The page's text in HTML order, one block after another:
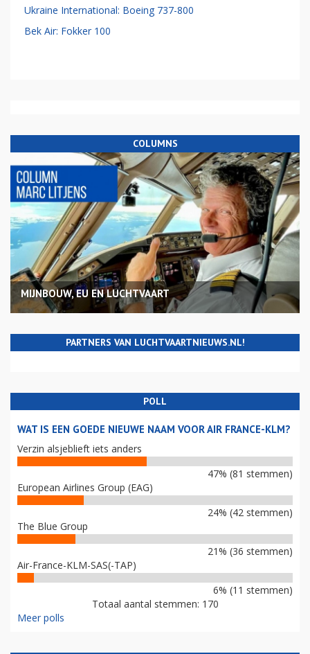
Ukraine International: Boeing 737-800
Bek Air: Fokker 100
COLUMNS
MIJNBOUW, EU EN LUCHTVAART
PARTNERS VAN LUCHTVAARTNIEUWS.NL!
POLL
WAT IS EEN GOEDE NIEUWE NAAM VOOR AIR FRANCE-KLM?
Verzin alsjeblieft iets anders
47% (81 stemmen)
European Airlines Group (EAG)
24% (42 stemmen)
The Blue Group
21% (36 stemmen)
Air-France-KLM-SAS(-TAP)
6% (11 stemmen)
Totaal aantal stemmen: 170
Meer polls